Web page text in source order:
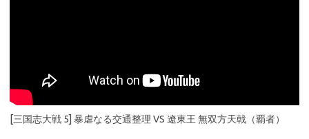
[三国志大戦 5] 暴虐なる交通整理 VS 遼東王 無双方天戟（覇者）